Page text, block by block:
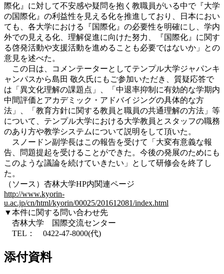
際化』に対して不安感や疑問を抱く教職員がいる中で『大学
の国際化』の利益性を見える化を推進しており、日本におい
ても、各大学における『国際化』の必要性を明確にし、学内
外での見える化、理解促進に向けた努力、『国際化』に関す
る啓発活動や支援活動を進めることも必要ではないか」との
意見を述べた。
この日は、コメンテーターとしてテンプル大学ジャパンキ
ャンパスから島田 敬久氏にもご参加いただき、質疑応答で
は「異文化理解の課題点」、「中退率抑制に有効的な学期内
中間評価とアカデミック・アドバイジングの具体的な方
法」、「教育方針に関する教員と職員の共通理解の方法」等
について、テンプル大学における大学教員とスタッフの職務
のあり方や教学システムについて説明をして頂いた。
スノードン副学長はこの報告を受けて「大変有意義な報
告、問題提起を受けることができた。今後の発展のためにも
このような議論を続けていきたい」として研修会を終了し
た。
（ソース）杏林大学HP内関連ページ
http://www.kyorin-
u.ac.jp/cn/html/kyorin/00025/201612081/index.html
▼本件に関する問い合わせ先
杏林大学 国際交流センター
TEL： 0422-47-8000(代)
添付資料